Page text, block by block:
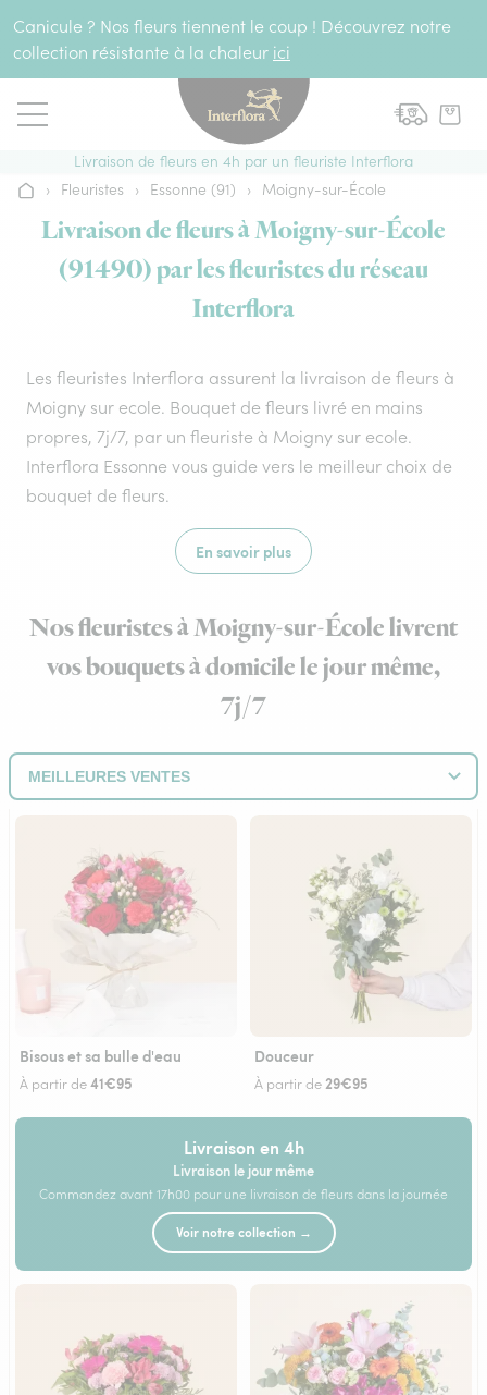
Canicule ? Nos fleurs tiennent le coup ! Découvrez notre
collection résistante à la chaleur ici
Livraison de fleurs en 4h par un fleuriste Interflora
Accueil
› Fleuristes › Essonne (91) › Moigny-sur-École
Livraison de fleurs à Moigny-sur-École
(91490) par les fleuristes du réseau
Interflora
Les fleuristes Interflora assurent la livraison de fleurs à
Moigny sur ecole. Bouquet de fleurs livré en mains
propres, 7j/7, par un fleuriste à Moigny sur ecole.
Interflora Essonne vous guide vers le meilleur choix de
bouquet de fleurs.
En savoir plus
Nos fleuristes à Moigny-sur-École livrent
vos bouquets à domicile le jour même,
7j/7
Bisous et sa bulle d'eau
À partir de41€95
Douceur
À partir de29€95
Livraison en 4h
Livraison le jour même
Commandez avant 17h00 pour une livraison de fleurs dans la journée
Voir notre collection →